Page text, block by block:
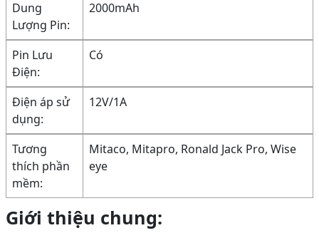
Dung
Lượng Pin:
2000mAh
Pin Lưu
Điện:
Có
Điện áp sử
dụng:
12V/1A
Tương
thích phần
mềm:
Mitaco, Mitapro, Ronald Jack Pro, Wise
eye
Giới thiệu chung: